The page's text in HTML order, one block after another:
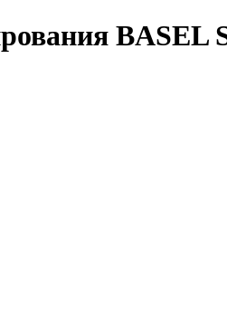
BASEL